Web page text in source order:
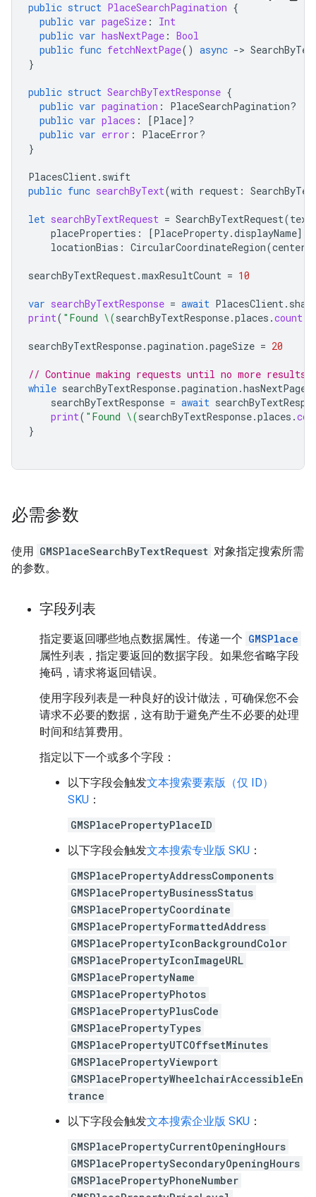
public struct PlaceSearchPagination {
public var pageSize :
Int
public var hasNextPage : Bool
public func fetchNextPage() async ->
}
public struct SearchByTextResponse {
public var pagination : PlaceSearchPagination?
public var places : [Place]?
public var error : PlaceError?
}
PlacesClient. swift
public func searchByText(with request :
let searchByTextRequest = SearchByTextRequest(
placeProperties : [PlaceProperty.displayName],
locationBias : CircularCoordinateRegion(center
searchByTextRequest.maxResultCount = 10
var searchByTextResponse = await PlacesClient.
print( "Found \(searchByTextResponse.places .count
searchByTextResponse.pagination .pageSize = 20
// Continue making requests until no more results
while searchByTextResponse.pagination .hasNextPage
searchByTextResponse = await
print( "Found \(searchByTextResponse.places .
}
必需参数
使用 GMSPlaceSearchByTextRequest 对象指定搜索所需
的参数。
字段列表
指定要返回哪些地点数据属性。传递一个 GMSPlace
属性列表，指定要返回的数据字段。如果您省略字段
掩码，请求将返回错误。
使用字段列表是一种良好的设计做法，可确保您不会
请求不必要的数据，这有助于避免产生不必要的处理
时间和结算费用。
指定以下一个或多个字段：
以下字段会触发文本搜索要素版（仅 ID）
SKU ：
GMSPlacePropertyPlaceID
以下字段会触发文本搜索专业版 SKU ：
GMSPlacePropertyAddressComponents
GMSPlacePropertyBusinessStatus
GMSPlacePropertyCoordinate
GMSPlacePropertyFormattedAddress
GMSPlacePropertyIconBackgroundColor
GMSPlacePropertyIconImageURL
GMSPlacePropertyName
GMSPlacePropertyPhotos
GMSPlacePropertyPlusCode
GMSPlacePropertyTypes
GMSPlacePropertyUTCOffsetMinutes
GMSPlacePropertyViewport
GMSPlacePropertyWheelchairAccessibleEn
trance
以下字段会触发文本搜索企业版 SKU ：
GMSPlacePropertyCurrentOpeningHours
GMSPlacePropertySecondaryOpeningHours
GMSPlacePropertyPhoneNumber